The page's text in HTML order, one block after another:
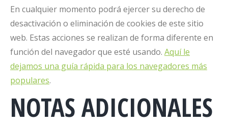
En cualquier momento podrá ejercer su derecho de
desactivación o eliminación de cookies de este sitio
web. Estas acciones se realizan de forma diferente en
función del navegador que esté usando. Aquí le
dejamos una guía rápida para los navegadores más
populares.
NOTAS ADICIONALES